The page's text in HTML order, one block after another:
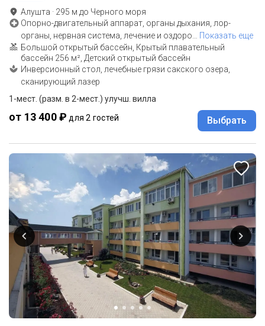
Алушта · 295 м до Черного моря
Опорно-двигательный аппарат, органы дыхания, лор-
органы, нервная система, лечение и оздоро… Показать еще
Большой открытый бассейн, Крытый плавательный
бассейн 256 м², Детский открытый бассейн
Инверсионный стол, лечебные грязи сакского озера,
сканирующий лазер
1-мест. (разм. в 2-мест.) улучш. вилла
от 13 400 ₽ для 2 гостей Выбрать